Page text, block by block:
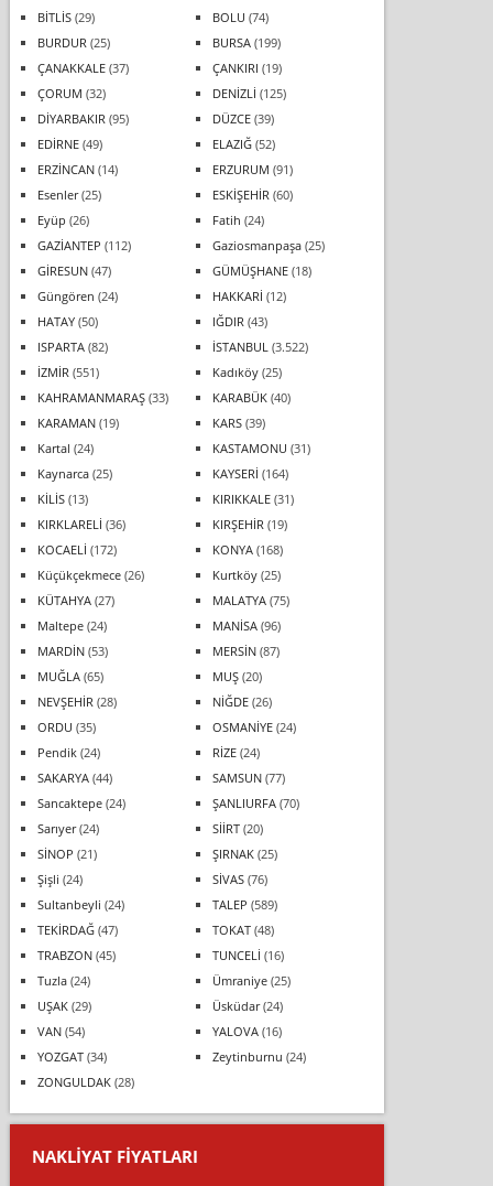
BİTLİS(29) BOLU (74)
BURDUR (25) BURSA(199)
ÇANAKKALE(37) ÇANKIRI (19)
ÇORUM (32) DENİZLİ (125)
DİYARBAKIR (95) DÜZCE(39)
EDİRNE(49) ELAZIĞ(52)
ERZİNCAN(14) ERZURUM (91)
Esenler(25) ESKİŞEHİR (60)
Eyüp (26) Fatih (24)
GAZİANTEP (112) Gaziosmanpaşa(25)
GİRESUN(47) GÜMÜŞHANE(18)
Güngören (24) HAKKARİ (12)
HATAY(50) IĞDIR (43)
ISPARTA(82) İSTANBUL (3.522)
İZMİR (551) Kadıköy(25)
KAHRAMANMARAŞ(33) KARABÜK(40)
KARAMAN(19) KARS(39)
Kartal (24) KASTAMONU (31)
Kaynarca(25) KAYSERİ (164)
KİLİS(13) KIRIKKALE(31)
KIRKLARELİ (36) KIRŞEHİR (19)
KOCAELİ (172) KONYA(168)
Küçükçekmece(26) Kurtköy(25)
KÜTAHYA(27) MALATYA(75)
Maltepe(24) MANİSA(96)
MARDİN(53) MERSİN(87)
MUĞLA(65) MUŞ(20)
NEVŞEHİR (28) NİĞDE(26)
ORDU (35) OSMANİYE(24)
Pendik(24) RİZE(24)
SAKARYA(44) SAMSUN(77)
Sancaktepe(24) ŞANLIURFA(70)
Sarıyer(24) SİİRT(20)
SİNOP (21) ŞIRNAK(25)
Şişli (24) SİVAS(76)
Sultanbeyli (24) TALEP (589)
TEKİRDAĞ(47) TOKAT(48)
TRABZON(45) TUNCELİ (16)
Tuzla(24) Ümraniye(25)
UŞAK(29) Üsküdar(24)
VAN(54) YALOVA(16)
YOZGAT(34) Zeytinburnu (24)
ZONGULDAK(28)
NAKLIYAT FIYATLARI